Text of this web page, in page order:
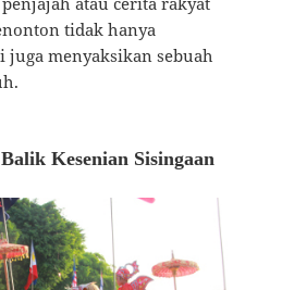
tidak hanya
menyaksikan sebuah
Kesenian Sisingaan